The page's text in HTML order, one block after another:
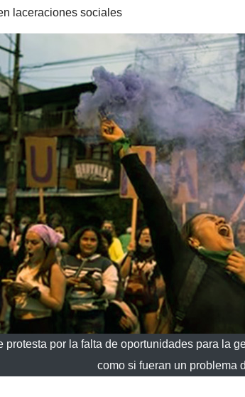
laceraciones sociales
protesta por la falta de oportunidades para la
como si fueran un problema